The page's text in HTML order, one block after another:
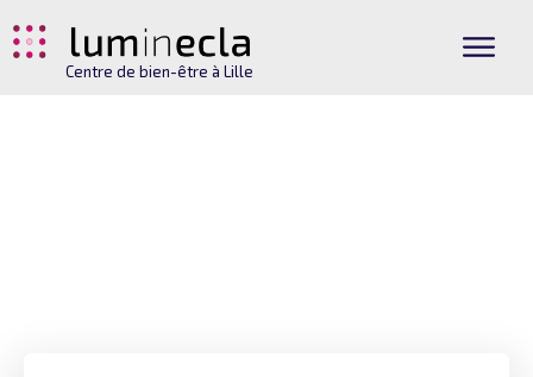
Centre de bien-être à Lille